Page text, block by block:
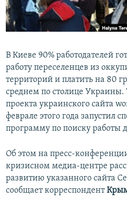
ПОБЕДИТЕЛЕЙ НЕ СУДЯТ?
КРЫМ.НЕПОКОРЕННЫЙ
УКРАИНСКАЯ ПРОБЛЕМА КРЫМА
ПРИСОЕДИНЯЙТЕСЬ!
Все сайты RFE/RL
В Киеве 90% работодателей
работу переселенцев из
территорий и платить на 80
среднем по столице Украины.
проекта украинского сайта
феврале этого года запустил
программу по поиску работы
Об этом на пресс-
кризисном медиа-центре
развитию указанного сайта
сообщает корреспондент